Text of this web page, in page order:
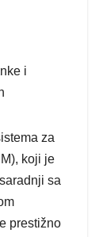
i
za
koji je
sa
prestižno